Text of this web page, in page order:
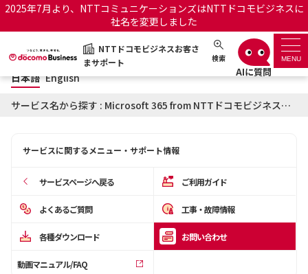
2025年7月より、NTTコミュニケーションズはNTTドコモビジネスに
社名を変更しました
NTTドコモビジネスお客さ
まサポート
検索 MENU
NTTドコモビジネスお客さまサポート 日本語 English
サポートトップ
お知らせ サポートサイトの使い方
OCNのお客さまはこちら
工事・故障情報通知サー
ビス
日本語 English
サービス名から探す : Microsoft 365 from NTTドコモビジネスに関するお問い合わせ
サービスに関するメニュー・サポート情報
サービスページへ戻る ご利用ガイド
よくあるご質問 工事・故障情報
各種ダウンロード お問い合わせ
動画マニュアル/FAQ